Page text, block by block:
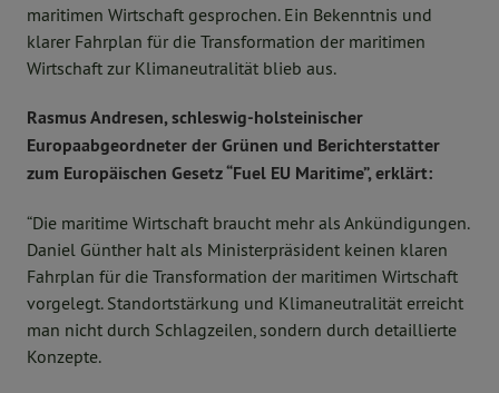
maritimen Wirtschaft gesprochen. Ein Bekenntnis und
klarer Fahrplan für die Transformation der maritimen
Wirtschaft zur Klimaneutralität blieb aus.
Rasmus Andresen, schleswig-holsteinischer
Europaabgeordneter der Grünen und Berichterstatter
zum Europäischen Gesetz “Fuel EU Maritime”, erklärt:
“Die maritime Wirtschaft braucht mehr als Ankündigungen.
Daniel Günther halt als Ministerpräsident keinen klaren
Fahrplan für die Transformation der maritimen Wirtschaft
vorgelegt. Standortstärkung und Klimaneutralität erreicht
man nicht durch Schlagzeilen, sondern durch detaillierte
Konzepte.